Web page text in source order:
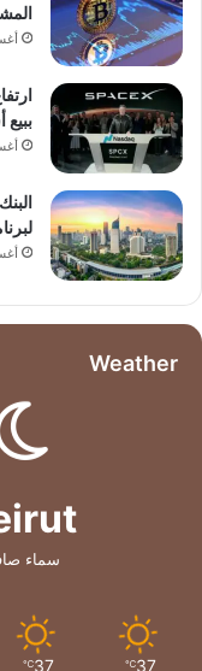
Weather
سماء
37
℃
37
℃